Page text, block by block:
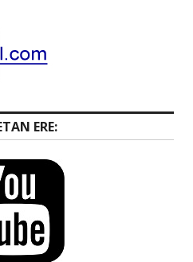
ERE: